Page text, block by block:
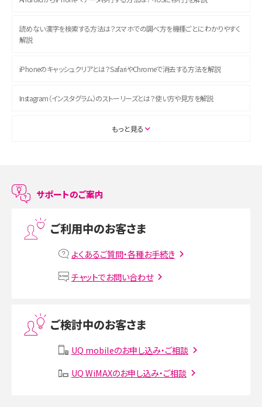
読めない漢字を検索する方法は？スマホでの調べ方を機種ごとにわかりやすく
解説
iPhoneのキャッシュクリアとは？SafariやChromeで消去する方法を解説
Instagram（インスタグラム）のストーリーズとは？使い方や見方を解説
ASMRとは？初心者向けの代表ジャンルや楽しみ方を解説
LINEで友だちを削除する方法は？方法ごとの影響や復活・復元する方法も解説
プリペイドSIMとは？種類やメリット・デメリット、利用までの流れを解説
VPN接続とは？仕組みや必要性、メリット・デメリット、接続方法を解説
Instagram（インスタグラム）でスクショするとバレる？バレるケースや撮り方も解
SMSとは？料金やできること、注意点や届かない時の対処法を解説
もっと見る
サポートのご案内
ご利用中のお客さま
よくあるご質問・各種お手続き
チャットでお問い合わせ
ご検討中のお客さま
UQ mobileのお申し込み・ご相談
UQ WiMAXのお申し込み・ご相談